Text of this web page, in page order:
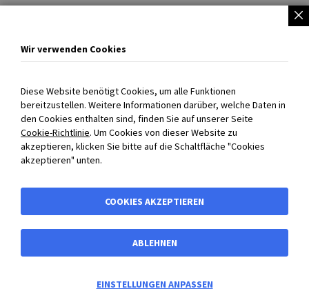
Unsere Lieferwerke
BIBUS weltweit
Persönlich für Sie da!
+43 720 301707 0
info@bibus.at
Mo-Do 08:00-16:30 Uhr
Wir verwenden Cookies
Diese Website benötigt Cookies, um alle Funktionen
bereitzustellen. Weitere Informationen darüber, welche Daten in
den Cookies enthalten sind, finden Sie auf unserer Seite
Cookie-Richtlinie. Um Cookies von dieser Website zu
akzeptieren, klicken Sie bitte auf die Schaltfläche "Cookies
akzeptieren" unten.
COOKIES AKZEPTIEREN
ABLEHNEN
EINSTELLUNGEN ANPASSEN